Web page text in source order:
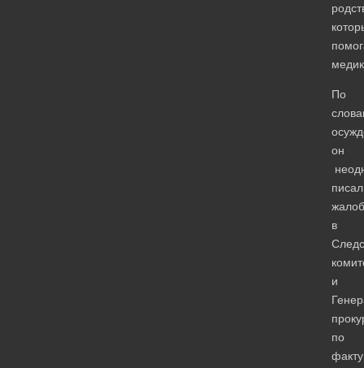
По
он
писал
в
и
по
факту